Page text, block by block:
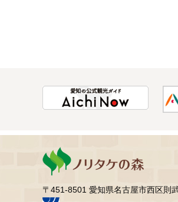
〒451-8501 愛知県名古屋市西区則